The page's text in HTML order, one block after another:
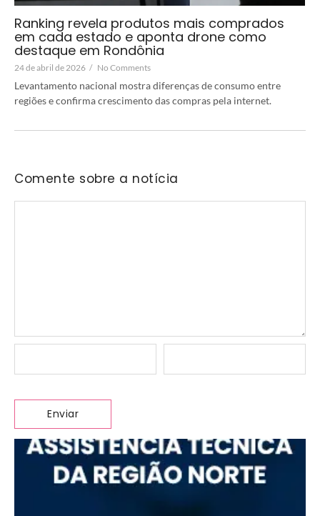
Ranking revela produtos mais comprados
em cada estado e aponta drone como
destaque em Rondônia
24 de abril de 2026 / No Comments
Levantamento nacional mostra diferenças de consumo entre
regiões e confirma crescimento das compras pela internet.
Comente sobre a notícia